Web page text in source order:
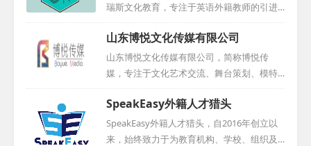
瑞斯文化教育，专注于英语外籍教师的引进
与人才输送。我们秉持高标准、高要求的原
则，精心选拔专业外教，致力于为中小学、
幼儿园、早教机构及培训中心等提供优质服
务。多年来，我们成功为国内众多学校及机
构输送了大批优秀外籍教师，积累了丰富的
选聘经验。在外教培养与管理方面，我们采
用卓有成效的方法，并推动国内外基础教育
实验项目在各校的实施，赢得了学校的广泛
山东博悦文化传媒有限公司
山东博悦文化传媒有限公司，简称博悦传
媒，专注于文化艺术交流、舞台策划、模特
经纪、高端摄影摄像、广告设计与教育咨询
等多元化业务。公司自成立以来，积极吸纳
业内精英，以专业、认真、踏实的态度不断
推动国际化发展。博悦传媒不仅与国内同行
SpeakEasy外籍人才猎头
SpeakEasy外籍人才猎头，自2016年创立以
来，始终致力于为教育机构、学校、组织及